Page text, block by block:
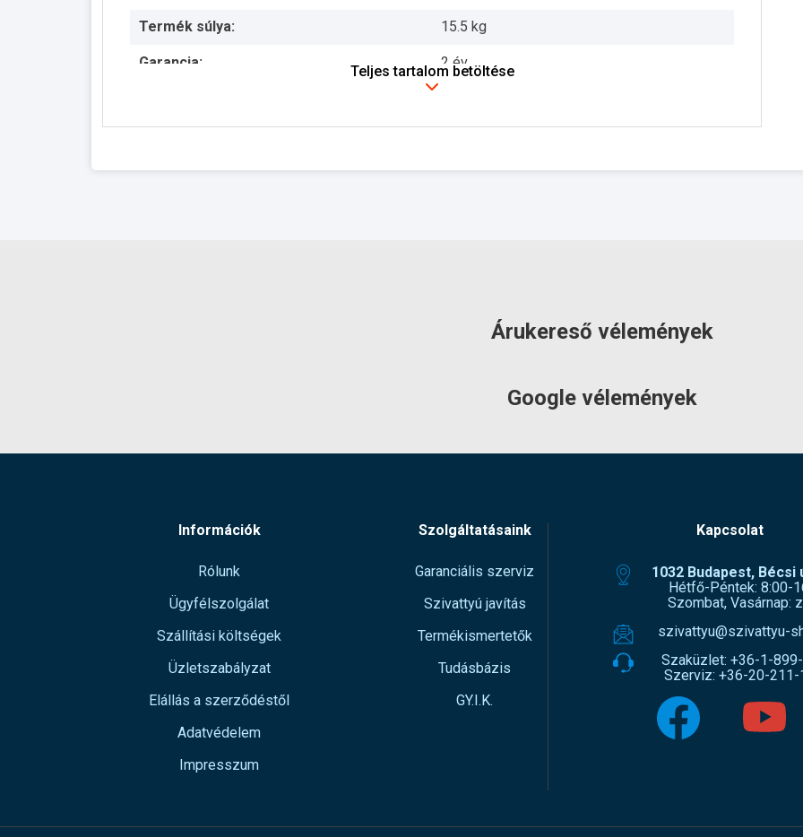
Termék súlya: 15.5 kg
Garancia: 2 év
Teljes tartalom betöltése
Árukereső vélemények
Google vélemények
Információk
Rólunk
Ügyfélszolgálat
Szállítási költségek
Üzletszabályzat
Elállás a szerződéstől
Adatvédelem
Impresszum
Szolgáltatásaink
Garanciális szerviz
Szivattyú javítás
Termékismertetők
Tudásbázis
GY.I.K.
Kapcsolat
1032 Budapest, Bécsi
Hétfő-Péntek: 8:00-
Szombat, Vasárnap:
szivattyu@szivattyu-
Szaküzlet: +36-1-
Szerviz: +36-20-211-